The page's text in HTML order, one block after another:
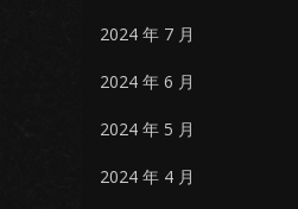
2024 年 7 月
2024 年 6 月
2024 年 5 月
2024 年 4 月